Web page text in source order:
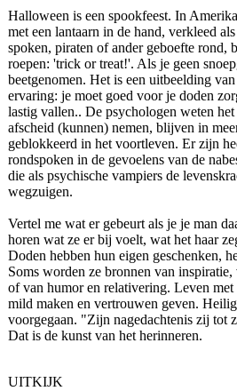
Halloween is een spookfeest. In
met een lantaarn in de hand, verkleed
spoken, piraten of ander geboefte rond,
roepen: 'trick or treat!'. Als je geen
beetgenomen. Het is een uitbeelding
ervaring: je moet goed voor je doden
lastig vallen.. De psychologen weten
afscheid (kunnen) nemen, blijven in
geblokkeerd in het voortleven. Er zijn
rondspoken in de gevoelens van de
die als psychische vampiers de
wegzuigen.
Vertel me wat er gebeurt als je je man
horen wat ze er bij voelt, wat het haar
Doden hebben hun eigen geschenken,
Soms worden ze bronnen van
of van humor en relativering. Leven met
mild maken en vertrouwen geven.
voorgegaan. "Zijn nagedachtenis zij tot
Dat is de kunst van het herinneren.
UITKIJK